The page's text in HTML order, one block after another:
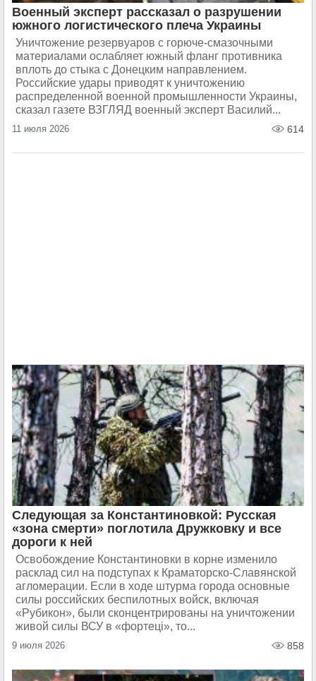
Военный эксперт рассказал о разрушении
южного логистического плеча Украины
Уничтожение резервуаров с горюче-смазочными
материалами ослабляет южный фланг противника
вплоть до стыка с Донецким направлением.
Российские удары приводят к уничтожению
распределенной военной промышленности Украины,
сказал газете ВЗГЛЯД военный эксперт Василий...
11 июля 2026 614
Следующая за Константиновкой: Русская
«зона смерти» поглотила Дружковку и все
дороги к ней
Освобождение Константиновки в корне изменило
расклад сил на подступах к Краматорско-Славянской
агломерации. Если в ходе штурма города основные
силы российских беспилотных войск, включая
«Рубикон», были сконцентрированы на уничтожении
живой силы ВСУ в «фортецi», то...
9 июля 2026 858